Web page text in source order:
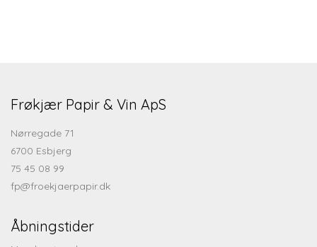
Frøkjær Papir & Vin ApS
Nørregade 71
6700 Esbjerg
75 45 08 99
fp@froekjaerpapir.dk
Åbningstider